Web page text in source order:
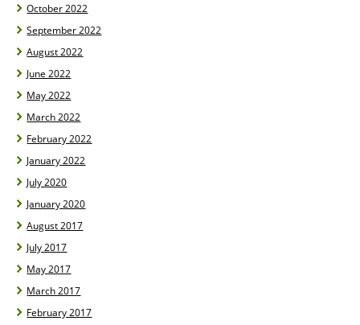
October 2022
September 2022
August 2022
June 2022
May 2022
March 2022
February 2022
January 2022
July 2020
January 2020
August 2017
July 2017
May 2017
March 2017
February 2017